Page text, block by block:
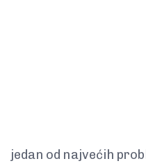
jedan od najvećih